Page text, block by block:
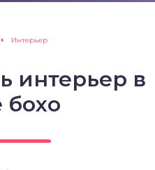
Интерьер
интерьер в
бохо